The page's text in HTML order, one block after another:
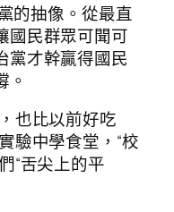
的抽像。從最直
國民群眾可聞可
黨才幹贏得國民
也比以前好吃
驗中學食堂，“校
“舌尖上的平